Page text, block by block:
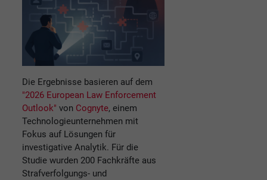
Die Ergebnisse basieren auf dem
"2026 European Law Enforcement
Outlook" von Cognyte, einem
Technologieunternehmen mit
Fokus auf Lösungen für
investigative Analytik. Für die
Studie wurden 200 Fachkräfte aus
Strafverfolgungs- und